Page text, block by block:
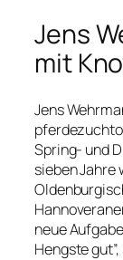
Jens
mit
Jens
Spring- und
sieben
neue
Hengste